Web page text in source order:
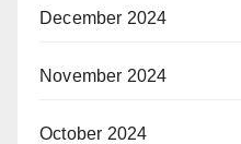
December 2024
November 2024
October 2024